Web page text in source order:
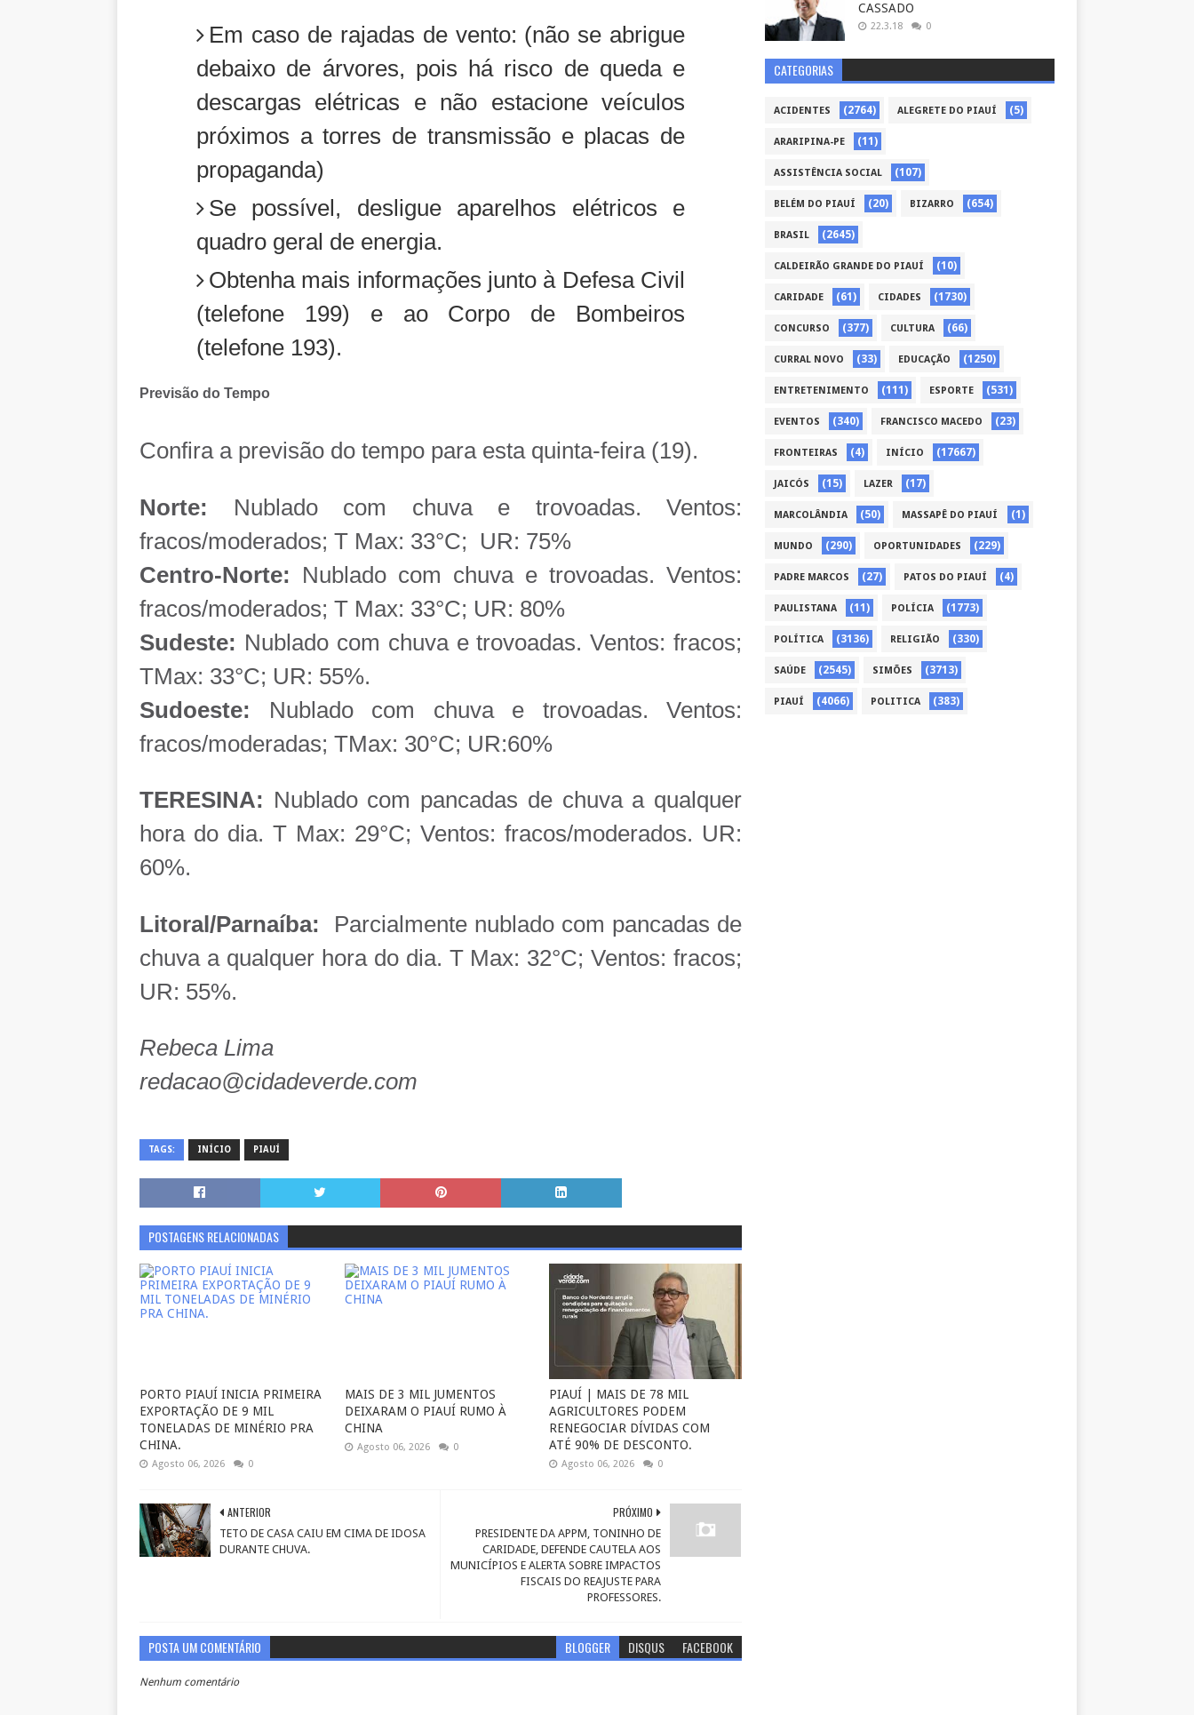
Em caso de rajadas de vento: (não se abrigue
debaixo de árvores, pois há risco de queda e
descargas elétricas e não estacione veículos
próximos a torres de transmissão e placas de
propaganda)
Se possível, desligue aparelhos elétricos e
quadro geral de energia.
Obtenha mais informações junto à Defesa Civil
(telefone 199) e ao Corpo de Bombeiros
(telefone 193).
Previsão do Tempo
Confira a previsão do tempo para esta quinta-feira (19).
Norte: Nublado com chuva e trovoadas. Ventos:
fracos/moderados; T Max: 33°C; UR: 75%
Centro-Norte: Nublado com chuva e trovoadas. Ventos:
fracos/moderados; T Max: 33°C; UR: 80%
Sudeste: Nublado com chuva e trovoadas. Ventos: fracos;
TMax: 33°C; UR: 55%.
Sudoeste: Nublado com chuva e trovoadas. Ventos:
fracos/moderadas; TMax: 30°C; UR:60%
TERESINA: Nublado com pancadas de chuva a qualquer
hora do dia. T Max: 29°C; Ventos: fracos/moderados. UR:
60%.
Litoral/Parnaíba: Parcialmente nublado com pancadas de
chuva a qualquer hora do dia. T Max: 32°C; Ventos: fracos;
UR: 55%.
Rebeca Lima
redacao@cidadeverde.com
TAGS: INÍCIO PIAUÍ
POSTAGENS RELACIONADAS
PORTO PIAUÍ INICIA PRIMEIRA
EXPORTAÇÃO DE 9 MIL
TONELADAS DE MINÉRIO PRA
CHINA.
Agosto 06, 2026 0
MAIS DE 3 MIL JUMENTOS
DEIXARAM O PIAUÍ RUMO À
CHINA
Agosto 06, 2026 0
PIAUÍ | MAIS DE 78 MIL
AGRICULTORES PODEM
RENEGOCIAR DÍVIDAS COM
ATÉ 90% DE DESCONTO.
Agosto 06, 2026 0
PRÓXIMO
PRESIDENTE DA APPM, TONINHO DE
CARIDADE, DEFENDE CAUTELA AOS
MUNICÍPIOS E ALERTA SOBRE IMPACTOS
FISCAIS DO REAJUSTE PARA
PROFESSORES.
ANTERIOR
TETO DE CASA CAIU EM CIMA DE IDOSA
DURANTE CHUVA.
POSTA UM COMENTÁRIO BLOGGER DISQUS FACEBOOK
Nenhum comentário
CASSADO
22.3.18 0
CATEGORIAS
ACIDENTES (2764) ALEGRETE DO PIAUÍ (5)
ARARIPINA-PE (11)
ASSISTÊNCIA SOCIAL (107)
BELÉM DO PIAUÍ (20) BIZARRO (654)
BRASIL (2645)
CALDEIRÃO GRANDE DO PIAUÍ (10)
CARIDADE (61) CIDADES (1730)
CONCURSO (377) CULTURA (66)
CURRAL NOVO (33) EDUCAÇÃO (1250)
ENTRETENIMENTO (111) ESPORTE (531)
EVENTOS (340) FRANCISCO MACEDO (23)
FRONTEIRAS (4) INÍCIO (17667)
JAICÓS (15) LAZER (17)
MARCOLÂNDIA (50) MASSAPÊ DO PIAUÍ (1)
MUNDO (290) OPORTUNIDADES (229)
PADRE MARCOS (27) PATOS DO PIAUÍ (4)
PAULISTANA (11) POLÍCIA (1773)
POLÍTICA (3136) RELIGIÃO (330)
SAÚDE (2545) SIMÕES (3713)
PIAUÍ (4066) POLITICA (383)